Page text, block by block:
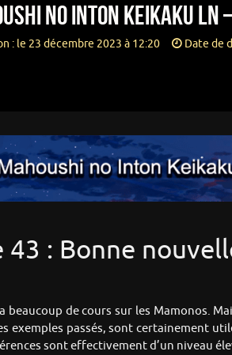
no Inton Keikaku
: le 23 décembre 2023 à 12:20 Date de
43 : Bonne
beaucoup de cours sur les Mamonos.
exemples passés, sont certainement
sont effectivement d’un niveau